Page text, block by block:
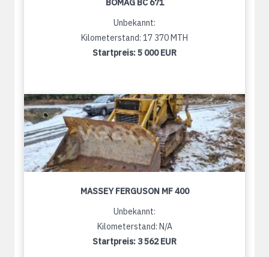
BOMAG BC 671
Unbekannt:
Kilometerstand: 17 370 MTH
Startpreis:5 000 EUR
MASSEY FERGUSON MF 400
Unbekannt:
Kilometerstand: N/A
Startpreis: 3 562 EUR